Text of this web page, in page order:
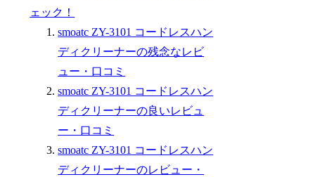
ェック！
smoatc ZY-3101 コードレスハン
ディクリーナーの残念なレビ
ュー・口コミ
smoatc ZY-3101 コードレスハン
ディクリーナーの良いレビュ
ー・口コミ
smoatc ZY-3101 コードレスハン
ディクリーナーのレビュー・